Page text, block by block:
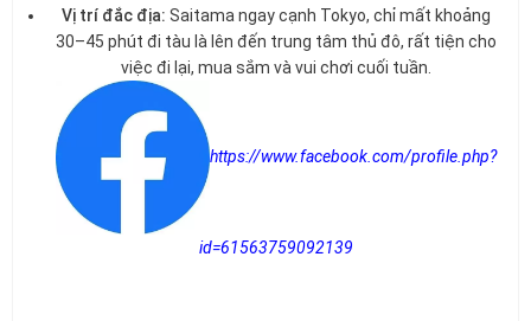
Vị trí đắc địa: Saitama ngay cạnh Tokyo, chỉ mất khoảng
30–45 phút đi tàu là lên đến trung tâm thủ đô, rất tiện cho
việc đi lại, mua sắm và vui chơi cuối tuần.
https://www.facebook.com/profile.php?
id=61563759092139